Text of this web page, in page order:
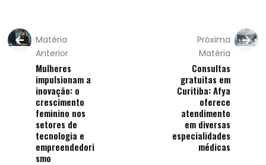
Matéria
Anterior
Mulheres
impulsionam a
inovação: o
crescimento
feminino nos
setores de
tecnologia e
empreendedori
smo
Próxima
Matéria
Consultas
gratuitas em
Curitiba: Afya
oferece
atendimento
em diversas
especialidades
médicas